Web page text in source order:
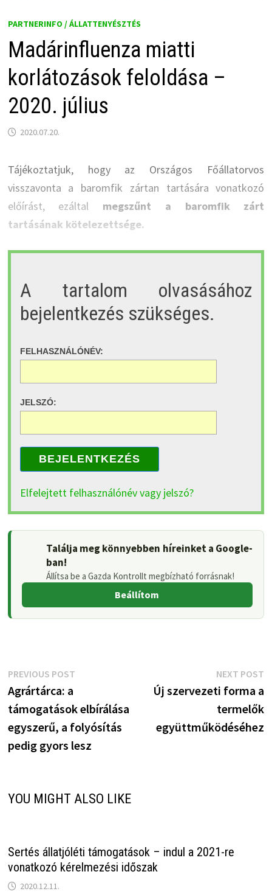
PARTNERINFO / ÁLLATTENYÉSZTÉS
Madárinfluenza miatti
korlátozások feloldása –
2020. július
2020.07.20.
Tájékoztatjuk, hogy az Országos Főállatorvos
visszavonta a baromfik zártan tartására vonatkozó
előírást, ezáltal megszűnt a baromfik zárt
tartásának kötelezettsége.
A tartalom olvasásához
bejelentkezés szükséges.
FELHASZNÁLÓNÉV:
JELSZÓ:
BEJELENTKEZÉS
Elfelejtett felhasználónév vagy jelszó?
Találja meg könnyebben híreinket a Google-
ban!
Állítsa be a Gazda Kontrollt megbízható forrásnak!
Beállítom
Bejegyzés
navigáció
PREVIOUS POSTPrevious
Agrártárca: a
támogatások elbírálása
egyszerű, a folyósítás
pedig gyors lesz
NEXT POST
Új szervezeti forma a
termelők
együttműködéséhez
YOU MIGHT ALSO LIKE
Sertés állatjóléti támogatások – indul a 2021-re
vonatkozó kérelmezési időszak
2020.12.11.